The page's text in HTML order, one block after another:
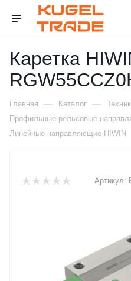
Каретка
Главная — Каталог —
Профильные рельсовые
Линейные направляющие HIWIN
Артикул: